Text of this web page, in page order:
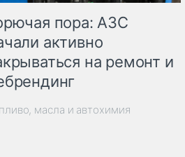
пора: АЗС
активно
на ремонт и
масла и автохимия